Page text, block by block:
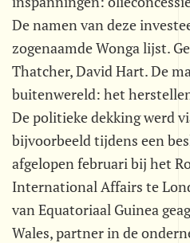
De namen van deze
zogenaamde Wonga lijst.
Thatcher, David Hart. De
buitenwereld: het
De politieke dekking werd
bijvoorbeeld tijdens een
afgelopen februari bij het
International Affairs te
van Equatoriaal Guinea
Wales, partner in de